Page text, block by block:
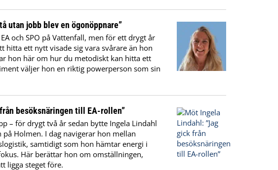
utan jobb blev en ögonöppnare”
och SPO på Vattenfall, men för ett drygt år
hitta ett nytt visade sig vara svårare än hon
hon här om hur du metodiskt kan hitta ett
väljer hon en riktig powerperson som sin
besöksnäringen till EA-rollen”
– för drygt två år sedan bytte Ingela Lindahl
Holmen. I dag navigerar hon mellan
samtidigt som hon hämtar energi i
Här berättar hon om omställningen,
ligga steget före.